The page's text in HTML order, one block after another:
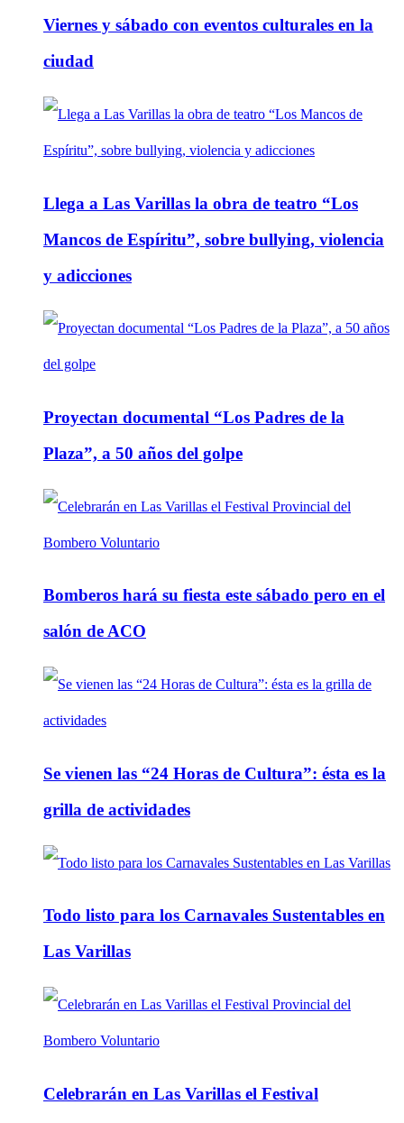
Viernes y sábado con eventos culturales en la
ciudad
Llega a Las Varillas la obra de teatro “Los
Mancos de Espíritu”, sobre bullying, violencia
y adicciones
Proyectan documental “Los Padres de la
Plaza”, a 50 años del golpe
Bomberos hará su fiesta este sábado pero en el
salón de ACO
Se vienen las “24 Horas de Cultura”: ésta es la
grilla de actividades
Todo listo para los Carnavales Sustentables en
Las Varillas
Celebrarán en Las Varillas el Festival